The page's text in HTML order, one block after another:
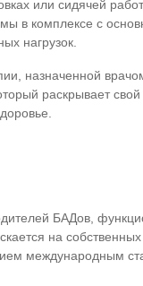
или сидячей
в комплексе с
нагрузок.
назначенной
раскрывает
БАДов,
на
международным